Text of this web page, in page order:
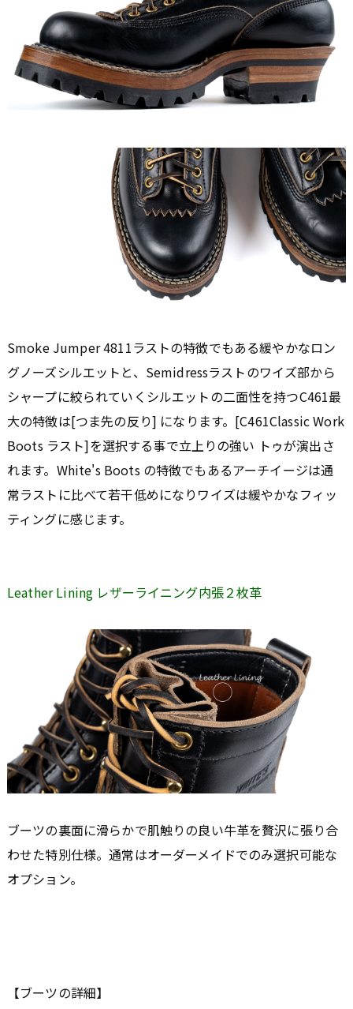
Smoke Jumper 4811ラストの特徴でもある緩やかなロン
グノーズシルエットと、Semidressラストのワイズ部から
シャープに絞られていくシルエットの二面性を持つC461最
大の特徴は[つま先の反り] になります。[C461Classic Work
Boots ラスト]を選択する事で立上りの強い トゥが演出さ
れます。White's Boots の特徴でもあるアーチイージは通
常ラストに比べて若干低めになりワイズは緩やかなフィッ
ティングに感じます。
Leather Lining レザーライニング内張２枚革
ブーツの裏面に滑らかで肌触りの良い牛革を贅沢に張り合
わせた特別仕様。通常はオーダーメイドでのみ選択可能な
オプション。
【ブーツの詳細】